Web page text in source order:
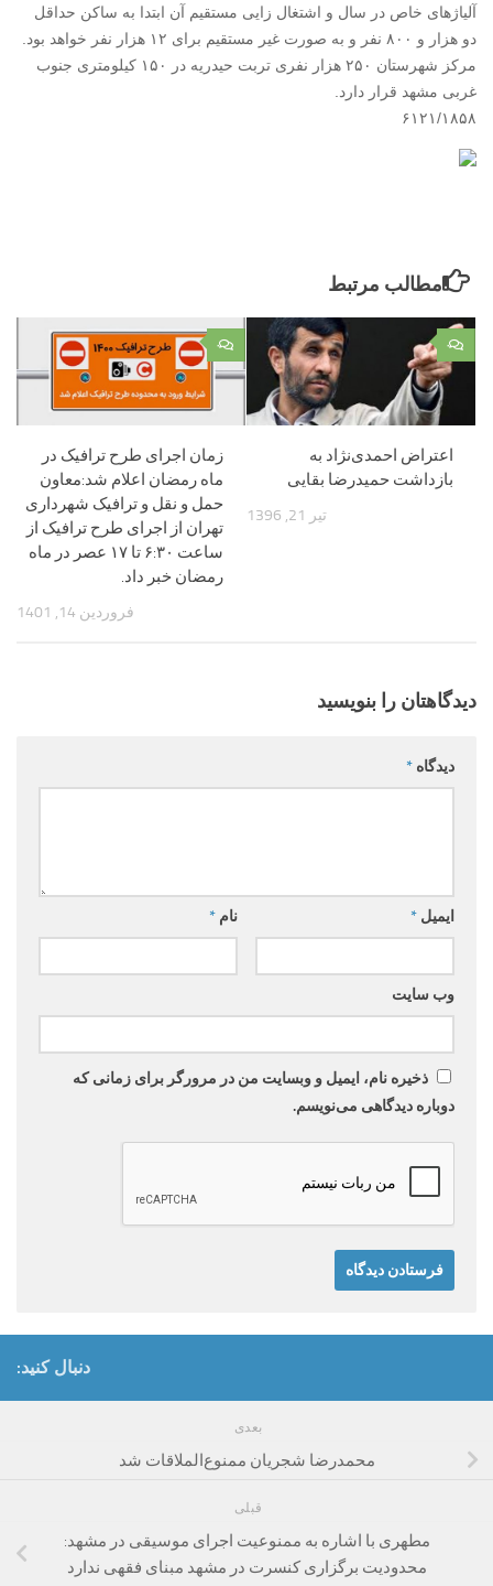
آلیاژهای خاص در سال و اشتغال زایی مستقیم آن ابتدا به ساکن حداقل
دو هزار و ۸۰۰ نفر و به صورت غیر مستقیم برای ۱۲ هزار نفر خواهد بود.
مرکز شهرستان ۲۵۰ هزار نفری تربت حیدریه در ۱۵۰ کیلومتری جنوب
غربی مشهد قرار دارد.
۶۱۲۱/۱۸۵۸
مطالب مرتبط
۰
زمان اجرای طرح ترافیک در
ماه رمضان اعلام شد:معاون
حمل و نقل و ترافیک شهرداری
تهران از اجرای طرح ترافیک از
ساعت ۶:۳۰ تا ۱۷ عصر در ماه
رمضان خبر داد.
فروردین 14, 1401
۰
اعتراض احمدی‌نژاد به
بازداشت حمیدرضا بقایی
تیر 21, 1396
دیدگاهتان را بنویسید
دیدگاه *
نام * ایمیل *
وب‌ سایت
ذخیره نام، ایمیل و وبسایت من در مرورگر برای زمانی که
دوباره دیدگاهی می‌نویسم.
دنبال کنید:
بعدی
محمدرضا شجریان ممنوع‌الملاقات شد
قبلی
مطهری با اشاره به ممنوعیت اجرای موسیقی در مشهد:
محدودیت برگزاری کنسرت در مشهد مبنای فقهی ندارد